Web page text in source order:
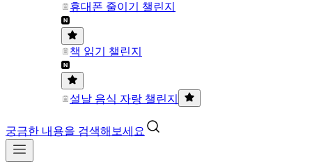
휴대폰 줄이기 챌린지
책 읽기 챌린지
설날 음식 자랑 챌린지
궁금한 내용을 검색해보세요